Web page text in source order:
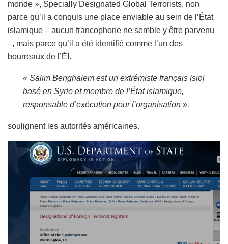
monde », Specially Designated Global Terrorists, non
parce qu’il a conquis une place enviable au sein de l’État
islamique – aucun francophone ne semble y être parvenu
–, mais parce qu’il a été identifié comme l’un des
bourreaux de l’ÉI.
« Salim Benghalem est un extrémiste français [sic]
basé en Syrie et membre de l’État islamique,
responsable d’exécution pour l’organisation »,
soulignent les autorités américaines.